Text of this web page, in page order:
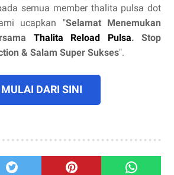
semua member thalita pulsa dot
ucapkan "Selamat Menemukan
Thalita Reload Pulsa. Stop
& Salam Super Sukses".
MULAI DARI SINI